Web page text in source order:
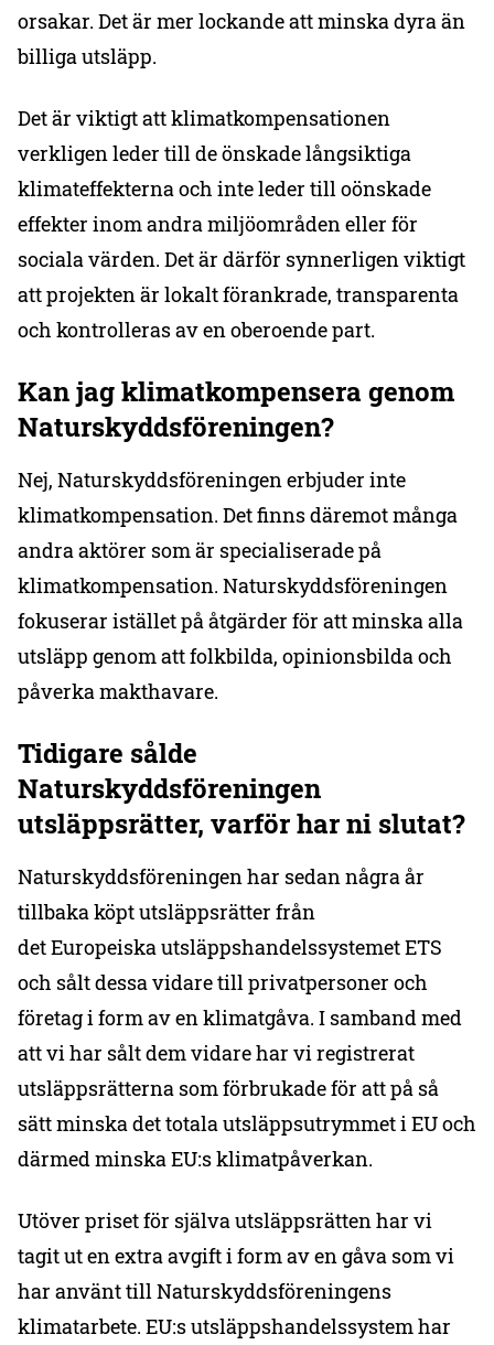
orsakar. Det är mer lockande att minska dyra än
billiga utsläpp.
Det är viktigt att klimatkompensationen
verkligen leder till de önskade långsiktiga
klimateffekterna och inte leder till oönskade
effekter inom andra miljöområden eller för
sociala värden. Det är därför synnerligen viktigt
att projekten är lokalt förankrade, transparenta
och kontrolleras av en oberoende part.
Kan jag klimatkompensera genom
Naturskyddsföreningen?
Nej, Naturskyddsföreningen erbjuder inte
klimatkompensation. Det finns däremot många
andra aktörer som är specialiserade på
klimatkompensation. Naturskyddsföreningen
fokuserar istället på åtgärder för att minska alla
utsläpp genom att folkbilda, opinionsbilda och
påverka makthavare.
Tidigare sålde
Naturskyddsföreningen
utsläppsrätter, varför har ni slutat?
Naturskyddsföreningen har sedan några år
tillbaka köpt utsläppsrätter från
det Europeiska utsläppshandelssystemet ETS
och sålt dessa vidare till privatpersoner och
företag i form av en klimatgåva. I samband med
att vi har sålt dem vidare har vi registrerat
utsläppsrätterna som förbrukade för att på så
sätt minska det totala utsläppsutrymmet i EU och
därmed minska EU:s klimatpåverkan.
Utöver priset för själva utsläppsrätten har vi
tagit ut en extra avgift i form av en gåva som vi
har använt till Naturskyddsföreningens
klimatarbete. EU:s utsläppshandelssystem har